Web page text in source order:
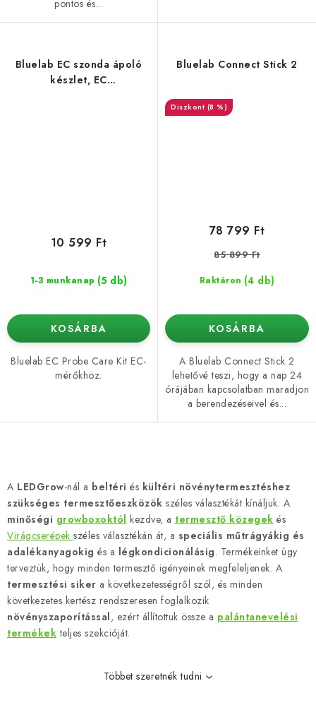
pontos és...
Bluelab EC szonda ápoló
készlet, EC
1-3 munkanap (5 db)
10 599 Ft
KOSÁRBA
Bluelab EC Probe Care Kit EC-
mérőkhöz.
Bluelab Connect Stick 2
(8 %)
Raktáron (4 db)
78 799 Ft
85 899 Ft
KOSÁRBA
A Bluelab Connect Stick 2
lehetővé teszi, hogy a nap 24
órájában kapcsolatban maradjon
a berendezéseivel és...
i
s
t
a
i
r
á
n
y
A LEDGrow-nál a beltéri és kültéri növénytermesztéshez
szükséges termesztőeszközök széles választékát kínáljuk. A
minőségi growboxoktól kezdve, a termesztő közegek és
Virágcserépek széles választékán át, a speciális műtrágyákig és
adalékanyagokig és a légkondicionálásig. Termékeinket úgy
terveztük, hogy minden termesztő igényeinek megfeleljenek. A
termesztési siker a következetességről szól, és minden
következetes kertész rendszeresen foglalkozik
növényszaporítással, ezért állítottuk össze a palántanevelési
termékek teljes szekcióját.
Többet szeretnék tudni